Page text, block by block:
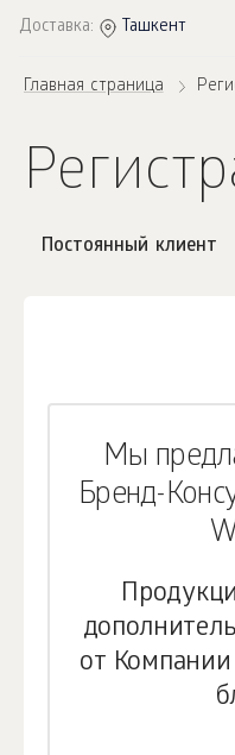
Доставка: Ташкент
Главная страница
Постоянный клиент
Мы
Бренд-
от